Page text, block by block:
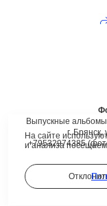
Выпускные
г.
+79532974385
На сайте
и анализа